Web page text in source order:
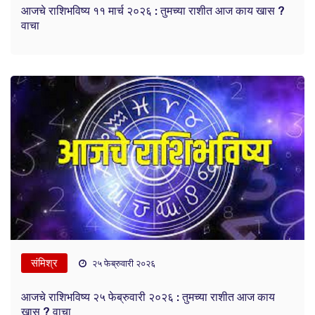
आजचे राशिभविष्य ११ मार्च २०२६ : तुमच्या राशीत आज काय खास ?
वाचा
संमिश्र २५ फेब्रुवारी २०२६
आजचे राशिभविष्य २५ फेब्रुवारी २०२६ : तुमच्या राशीत आज काय
खास ? वाचा